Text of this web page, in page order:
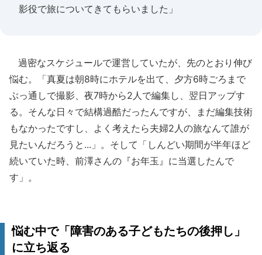
影役で旅についてきてもらいました」
過密なスケジュールで運営していたが、先のとおり伸び
悩む。「真夏は朝8時にホテルを出て、夕方6時ごろまで
ぶっ通しで撮影、夜7時から2人で編集し、翌日アップす
る。そんな日々で結構過酷だったんですが、まだ編集技術
もなかったですし、よく考えたら夫婦2人の旅なんて誰が
見たいんだろうと...」。そして「しんどい期間が半年ほど
続いていた時、前澤さんの『お年玉』に当選したんで
す」。
悩む中で「障害のある子どもたちの後押し」
に立ち返る